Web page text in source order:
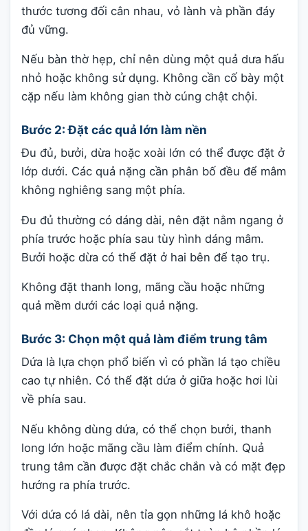
thước tương đối cân nhau, vỏ lành và phần đáy
đủ vững.
Nếu bàn thờ hẹp, chỉ nên dùng một quả dưa hấu
nhỏ hoặc không sử dụng. Không cần cố bày một
cặp nếu làm không gian thờ cúng chật chội.
Bước 2: Đặt các quả lớn làm nền
Đu đủ, bưởi, dừa hoặc xoài lớn có thể được đặt ở
lớp dưới. Các quả nặng cần phân bố đều để mâm
không nghiêng sang một phía.
Đu đủ thường có dáng dài, nên đặt nằm ngang ở
phía trước hoặc phía sau tùy hình dáng mâm.
Bưởi hoặc dừa có thể đặt ở hai bên để tạo trụ.
Không đặt thanh long, mãng cầu hoặc những
quả mềm dưới các loại quả nặng.
Bước 3: Chọn một quả làm điểm trung tâm
Dứa là lựa chọn phổ biến vì có phần lá tạo chiều
cao tự nhiên. Có thể đặt dứa ở giữa hoặc hơi lùi
về phía sau.
Nếu không dùng dứa, có thể chọn bưởi, thanh
long lớn hoặc mãng cầu làm điểm chính. Quả
trung tâm cần được đặt chắc chắn và có mặt đẹp
hướng ra phía trước.
Với dứa có lá dài, nên tỉa gọn những lá khô hoặc